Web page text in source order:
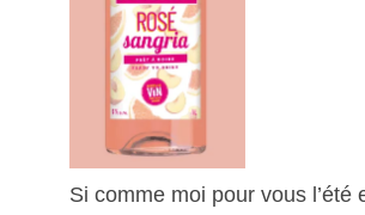
Si comme moi pour vous l’été